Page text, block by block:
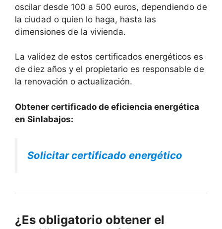
oscilar desde 100 a 500 euros, dependiendo de
la ciudad o quien lo haga, hasta las
dimensiones de la vivienda.
La validez de estos certificados energéticos es
de diez años y el propietario es responsable de
la renovación o actualización.
Obtener certificado de eficiencia energética
en Sinlabajos:
Solicitar certificado energético
¿Es obligatorio obtener el